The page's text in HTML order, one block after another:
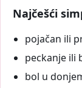
Najčešći
pojačan ili
peckanje ili
bol u